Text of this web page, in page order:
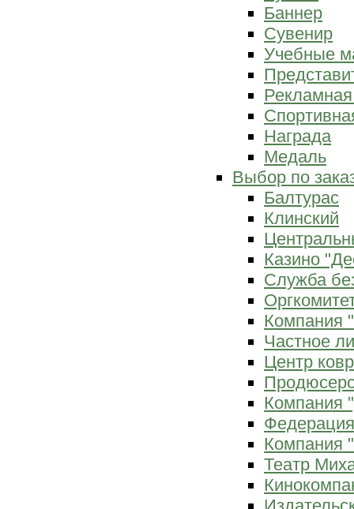
Баннер
Сувенир
Учебные
Награда
Медаль
Выбор по
Балтурас
Клинский
Казино
Служба
Компания
Частное
Центр
Компания
Компания
Театр